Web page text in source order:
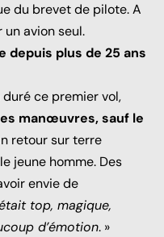
du brevet de pilote. A
avion seul.
depuis plus de 25 ans
ce premier vol,
manœuvres, sauf le
retour sur terre
jeune homme. Des
envie de
top, magique,
d’émotion. »